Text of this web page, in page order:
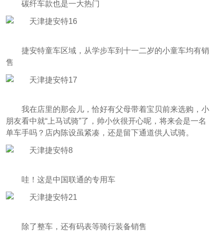
碳纤车款也是一大热门
捷安特童车区域，从学步车到十一二岁的小童车均有销
售
我在店里的那会儿，恰好有父母带着宝贝前来选购，小
朋友看中就“上马试骑”了，帅小伙很开心呢，将来会是一名
单车手吗？店内陈设虽紧凑，还是留下通道供人试骑。
哇！这是中国联通的专用车
除了整车，还有码表等骑行装备销售